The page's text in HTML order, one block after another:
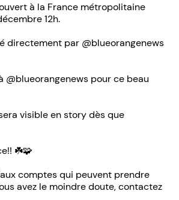
à la France métropolitaine
12h.
directement par @blueorangenews
@blueorangenews pour ce beau
visible en story dès que
☘️🧩
comptes qui peuvent prendre
avez le moindre doute, contactez